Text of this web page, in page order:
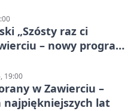
„Szósty raz ci
– nowy program
19:00
w Zawierciu –
najpiękniejszych lat